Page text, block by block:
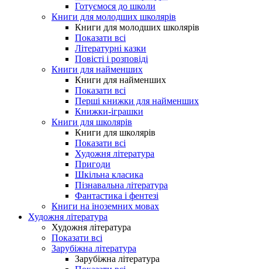
Готуємося до школи
Книги для молодших школярів
Книги для молодших школярів
Показати всі
Літературні казки
Повісті і розповіді
Книги для найменших
Книги для найменших
Показати всі
Перші книжки для найменших
Книжки-іграшки
Книги для школярів
Книги для школярів
Показати всі
Художня література
Пригоди
Шкільна класика
Пізнавальна література
Фантастика і фентезі
Книги на іноземних мовах
Художня література
Художня література
Показати всі
Зарубіжна література
Зарубіжна література